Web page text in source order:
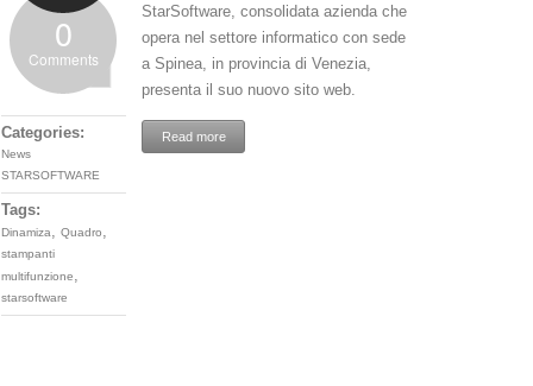
0
Comments
Categories:
News
STARSOFTWARE
Tags:
Dinamiza, Quadro,
stampanti
multifunzione,
starsoftware
StarSoftware, consolidata azienda che
opera nel settore informatico con sede
a Spinea, in provincia di Venezia,
presenta il suo nuovo sito web.
Read more